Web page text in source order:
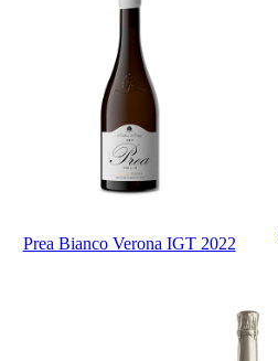
Prea Bianco Verona IGT 2022